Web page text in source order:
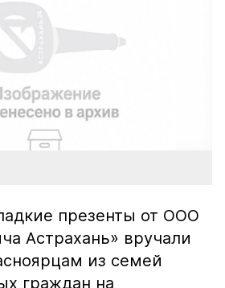
презенты от ООО
Астрахань» вручали
из семей
граждан на